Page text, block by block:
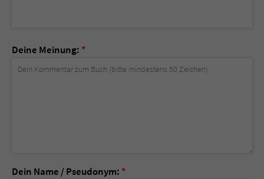
Deine Meinung: *
Dein Name / Pseudonym: *